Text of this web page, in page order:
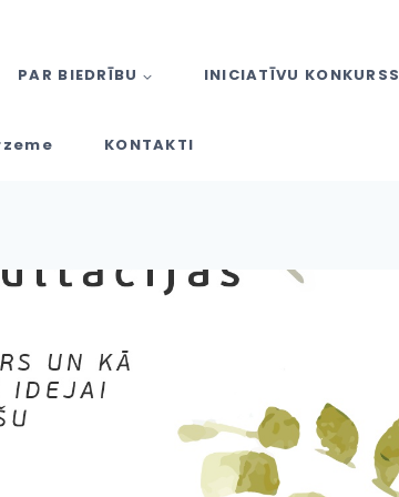
PAR BIEDRĪBU INICIATĪVU KONKURSS
KONTAKTI